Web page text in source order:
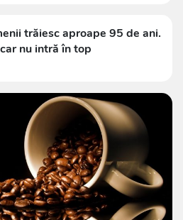
trăiesc aproape 95 de ani.
nu intră în top